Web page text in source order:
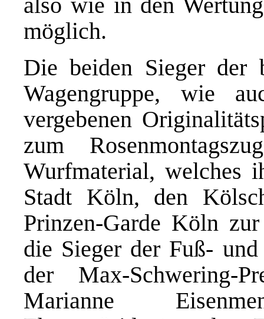
möglich.
Die beiden Sieger der
Wagengruppe, wie
vergebenen
zum
Wurfmaterial, welches
Stadt Köln, den
Prinzen-Garde Köln
die Sieger der Fuß-
der Max-
Marianne